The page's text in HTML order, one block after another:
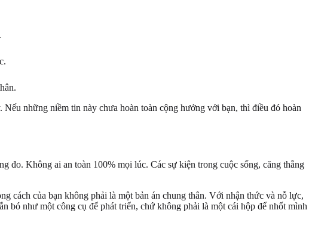
những niềm tin này chưa hoàn toàn cộng hưởng với bạn, thì điều đó hoàn
đo. Không ai an toàn 100% mọi lúc. Các sự kiện trong cuộc sống, căng thẳng
cách của bạn không phải là một bản án chung thân. Với nhận thức và nỗ lực,
bó như một công cụ để phát triển, chứ không phải là một cái hộp để nhốt mình